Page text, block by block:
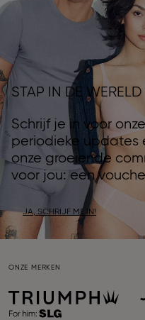
STAP IN DE
Schrijf je in voor
periodieke updates
onze groeiende
voor jou: een
JA, SCHRIJF ME IN!
ONZE MERKEN